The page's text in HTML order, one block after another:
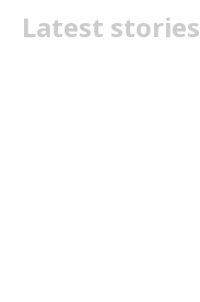
Latest stories